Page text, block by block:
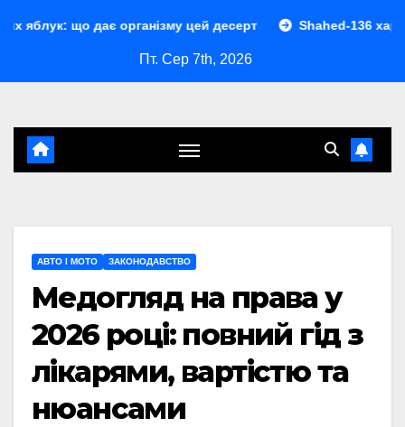
організму цей десерт Shahed-136 характеристики:
Пт. Сер 7th, 2026
АВТО І МОТО ЗАКОНОДАВСТВО
Медогляд на права у
2026 році: повний гід з
лікарями, вартістю та
нюансами